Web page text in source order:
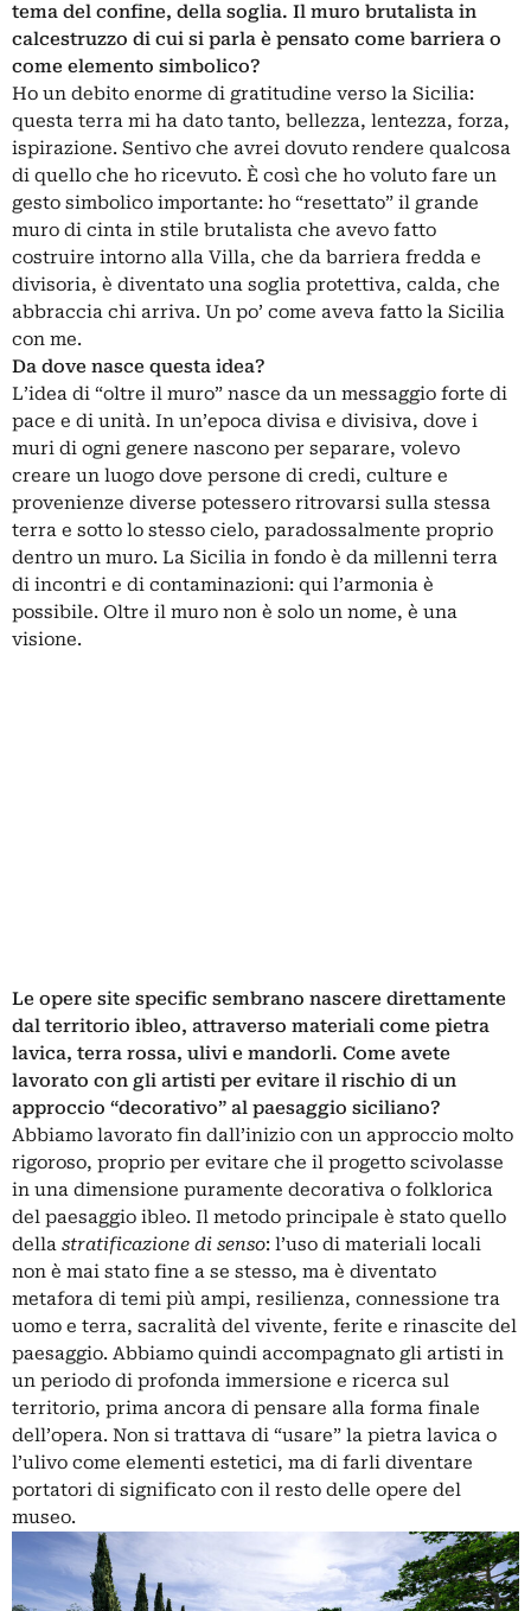
tema del confine, della soglia. Il muro brutalista in
calcestruzzo di cui si parla è pensato come barriera o
come elemento simbolico?
Ho un debito enorme di gratitudine verso la Sicilia:
questa terra mi ha dato tanto, bellezza, lentezza, forza,
ispirazione. Sentivo che avrei dovuto rendere qualcosa
di quello che ho ricevuto. È così che ho voluto fare un
gesto simbolico importante: ho “resettato” il grande
muro di cinta in stile brutalista che avevo fatto
costruire intorno alla Villa, che da barriera fredda e
divisoria, è diventato una soglia protettiva, calda, che
abbraccia chi arriva. Un po’ come aveva fatto la Sicilia
con me.
Da dove nasce questa idea?
L’idea di “oltre il muro” nasce da un messaggio forte di
pace e di unità. In un’epoca divisa e divisiva, dove i
muri di ogni genere nascono per separare, volevo
creare un luogo dove persone di credi, culture e
provenienze diverse potessero ritrovarsi sulla stessa
terra e sotto lo stesso cielo, paradossalmente proprio
dentro un muro. La Sicilia in fondo è da millenni terra
di incontri e di contaminazioni: qui l’armonia è
possibile. Oltre il muro non è solo un nome, è una
visione.
Le opere site specific sembrano nascere direttamente
dal territorio ibleo, attraverso materiali come pietra
lavica, terra rossa, ulivi e mandorli. Come avete
lavorato con gli artisti per evitare il rischio di un
approccio “decorativo” al paesaggio siciliano?
Abbiamo lavorato fin dall’inizio con un approccio molto
rigoroso, proprio per evitare che il progetto scivolasse
in una dimensione puramente decorativa o folklorica
del paesaggio ibleo. Il metodo principale è stato quello
della stratificazione di senso: l’uso di materiali locali
non è mai stato fine a se stesso, ma è diventato
metafora di temi più ampi, resilienza, connessione tra
uomo e terra, sacralità del vivente, ferite e rinascite del
paesaggio. Abbiamo quindi accompagnato gli artisti in
un periodo di profonda immersione e ricerca sul
territorio, prima ancora di pensare alla forma finale
dell’opera. Non si trattava di “usare” la pietra lavica o
l’ulivo come elementi estetici, ma di farli diventare
portatori di significato con il resto delle opere del
museo.